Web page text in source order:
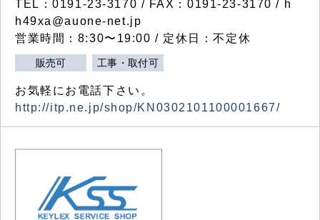
TEL：0191-23-3170 / FAX：0191-23-3170 / h
h49xa@auone-net.jp
営業時間：8:30〜19:00 / 定休日：不定休
販売可 工事・取付可
お気軽にお電話下さい。
http://itp.ne.jp/shop/KN0302101100001667/